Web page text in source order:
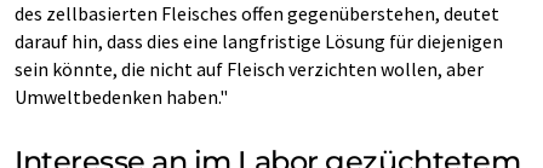
des zellbasierten Fleisches offen gegenüberstehen, deutet
darauf hin, dass dies eine langfristige Lösung für diejenigen
sein könnte, die nicht auf Fleisch verzichten wollen, aber
Umweltbedenken haben."